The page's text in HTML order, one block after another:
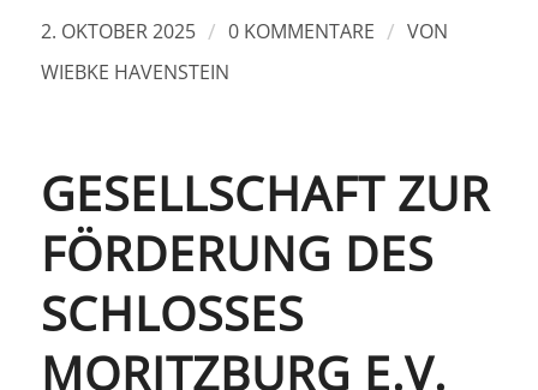
2. OKTOBER 2025 / 0 KOMMENTARE / VON
WIEBKE HAVENSTEIN
GESELLSCHAFT ZUR
FÖRDERUNG DES
SCHLOSSES
MORITZBURG E.V.